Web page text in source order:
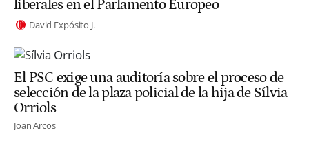
liberales en el Parlamento Europeo
David Expósito J.
El PSC exige una auditoría sobre el proceso de
selección de la plaza policial de la hija de Sílvia
Orriols
Joan Arcos